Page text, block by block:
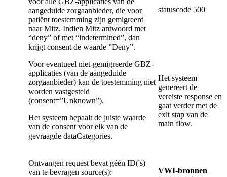
aangeduide zorgaanbieder, die voor
patiënt toestemming zijn gemigreerd
naar Mitz. Indien Mitz antwoord met
“deny” of met “indetermined”, dan
krijgt consent de waarde ”Deny”.
Voor eventueel niet-gemigreerde GBZ-
applicaties (van de aangeduide
zorgaanbieder) kan de toestemming niet
worden vastgesteld
(consent=”Unknown”).
Het systeem bepaalt de juiste waarde
van de consent voor elk van de
gevraagde dataCategories.
statuscode 500
Het systeem
genereert de
vereiste response en
gaat verder met de
exit stap van de
main flow.
Ontvangen request bevat géén ID('s)
van te bevragen source(s):
VWI-bronnen